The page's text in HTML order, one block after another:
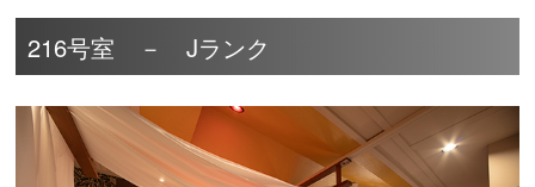
216号室 － Jランク